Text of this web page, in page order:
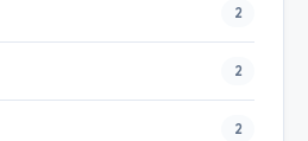
2
2
2